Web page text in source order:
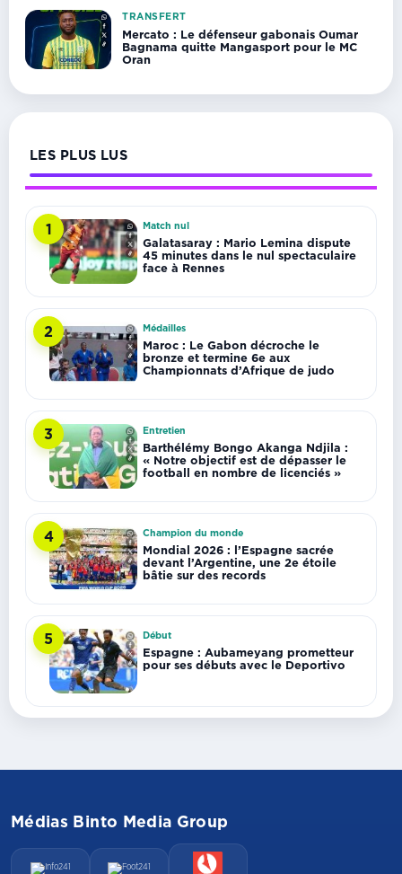
TRANSFERT
Mercato : Le défenseur gabonais Oumar
Bagnama quitte Mangasport pour le MC
Oran
LES PLUS LUS
1 Match nul
Galatasaray : Mario Lemina dispute
45 minutes dans le nul spectaculaire
face à Rennes
2 Médailles
Maroc : Le Gabon décroche le
bronze et termine 6e aux
Championnats d’Afrique de judo
3 Entretien
Barthélémy Bongo Akanga Ndjila :
« Notre objectif est de dépasser le
football en nombre de licenciés »
4 Champion du monde
Mondial 2026 : l’Espagne sacrée
devant l’Argentine, une 2e étoile
bâtie sur des records
5 Début
Espagne : Aubameyang prometteur
pour ses débuts avec le Deportivo
Médias Binto Media Group